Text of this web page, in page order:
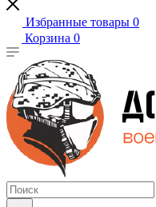
Избранные товары 0
Корзина 0